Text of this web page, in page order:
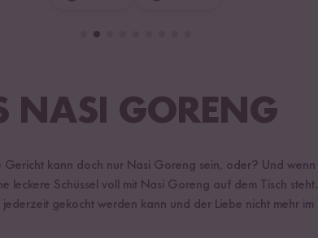
NASI GORENG
Gericht kann doch nur Nasi Goreng sein, oder? Und
leckere Schüssel voll mit Nasi Goreng auf dem Tisch
gekocht werden kann und der Liebe nicht mehr im